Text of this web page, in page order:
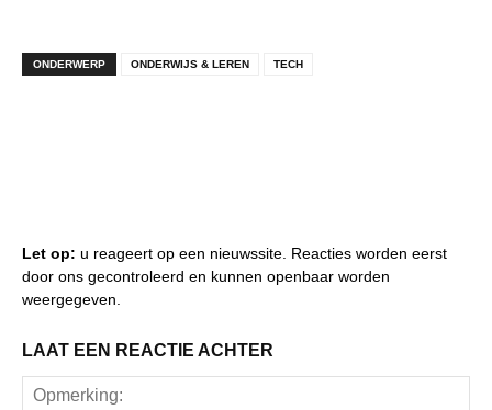
ONDERWERP ONDERWIJS & LEREN TECH
Let op: u reageert op een nieuwssite. Reacties worden eerst
door ons gecontroleerd en kunnen openbaar worden
weergegeven.
LAAT EEN REACTIE ACHTER